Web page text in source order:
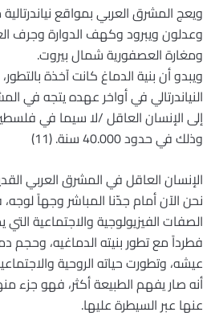
ويعج المشرق العربي بمواقع
وعدلون ويبرود وكهف الدوارة وجرف
ومغارة العصفورية شمال بيروت.
ويبدو أن بنية الدماغ كانت آخذة
النياندرتالي في أواخر عهده يتجه في
إلى الإنسان العاقل /لا سيما في
وذلك في حدود 40.000 سنة. (11)
الإنسان العاقل في المشرق العربي القديم 40.000 سنة
نحن الآن أمام جدّنا المباشر وجهاً
الصفات الفيزيولوجية والاجتماعية التي
فطرداً مع تطور بنيته الدماغيه، وحجم
عيشه، وتطورت حياته الروحية
أنه صار يفهم الطبيعة أكثر، فهو جزء
عنها عبر السيطرة عليها.